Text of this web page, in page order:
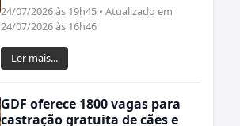
24/07/2026 às 19h45 • Atualizado em
24/07/2026 às 16h46
Ler mais...
GDF oferece 1800 vagas para
castração gratuita de cães e